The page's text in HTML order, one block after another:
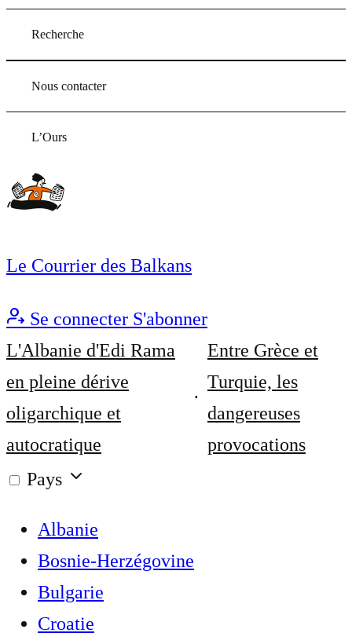
Recherche
Nous contacter
L’Ours
Le Courrier des Balkans
Se connecter S'abonner
L'Albanie d'Edi Rama
en pleine dérive
oligarchique et
autocratique
Entre Grèce et
Turquie, les
dangereuses
provocations
Pays
Albanie
Bosnie-Herzégovine
Bulgarie
Croatie